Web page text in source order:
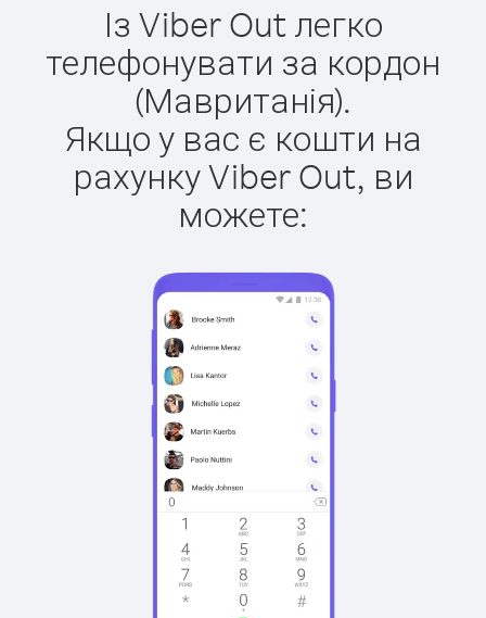
Із Viber Out легко
телефонувати за кордон
(Мавританія).
Якщо у вас є кошти на
рахунку Viber Out, ви
можете: